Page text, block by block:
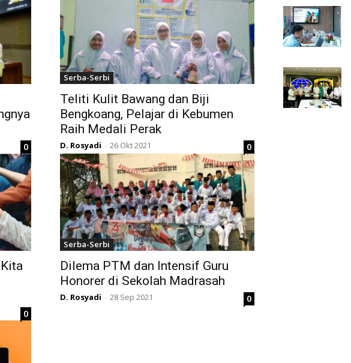
0
Serba-Serbi
Teliti Kulit Bawang dan Biji
Bengkoang, Pelajar di Kebumen
Raih Medali Perak
D. Rosyadi - 26 Okt 2021 0
0
Serba-Serbi
Dilema PTM dan Intensif Guru
Honorer di Sekolah Madrasah
D. Rosyadi - 28 Sep 2021 0